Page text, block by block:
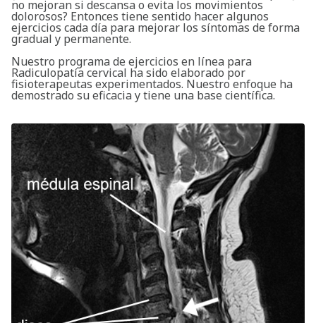
no mejoran si descansa o evita los movimientos
dolorosos? Entonces tiene sentido hacer algunos
ejercicios cada día para mejorar los síntomas de forma
gradual y permanente.
Nuestro programa de ejercicios en línea para
Radiculopatía cervical ha sido elaborado por
fisioterapeutas experimentados. Nuestro enfoque ha
demostrado su eficacia y tiene una base científica.